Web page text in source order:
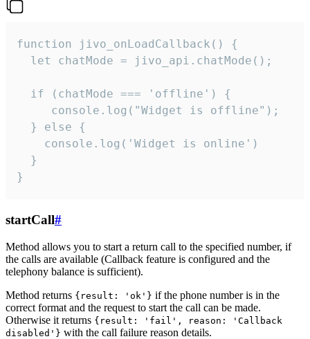
function jivo_onLoadCallback() {
  let chatMode = jivo_api.chatMode();
  if (chatMode === 'offline') {
     console.log("Widget is offline");
  } else {
    console.log('Widget is online')
  }
}
startCall#
Method allows you to start a return call to the specified number, if
the calls are available (Callback feature is configured and the
telephony balance is sufficient).
Method returns {result: 'ok'} if the phone number is in the
correct format and the request to start the call can be made.
Otherwise it returns {result: 'fail', reason: 'Callback
disabled'} with the call failure reason details.